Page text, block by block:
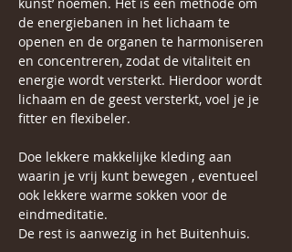
de energiebanen in het lichaam te
openen en de organen te harmoniseren
en concentreren, zodat de vitaliteit en
energie wordt versterkt. Hierdoor wordt
lichaam en de geest versterkt, voel je je
fitter en flexibeler.
Doe lekkere makkelijke kleding aan
waarin je vrij kunt bewegen , eventueel
ook lekkere warme sokken voor de
eindmeditatie.
De rest is aanwezig in het Buitenhuis.